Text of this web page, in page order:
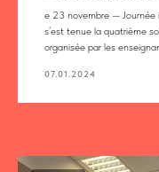
e 23 novembre — Journée
s’est tenue la quatrième
organisée par les
07.01.2024